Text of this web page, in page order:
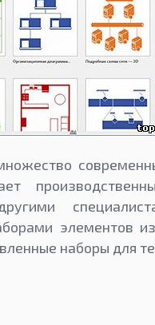
элементов
наборы для